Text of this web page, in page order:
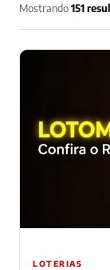
Mostrando151
LOTERIAS